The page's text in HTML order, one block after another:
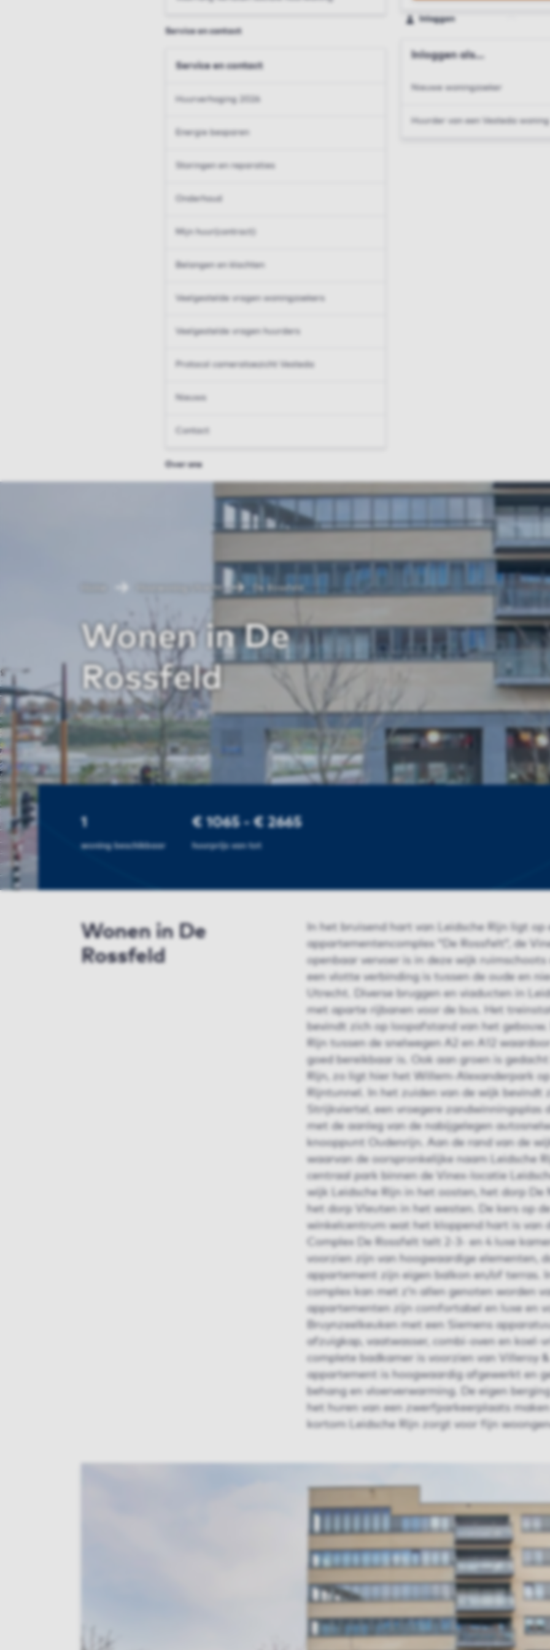
Service en contact
Service en contact
Huurverhoging 2026
Energie besparen
Storingen en reparaties
Onderhoud
Mijn huur(contract)
Belangen en klachten
Veelgestelde vragen woningzoekers
Veelgestelde vragen huurders
Protocol cameratoezicht Vesteda
Nieuws
Contact
Over ons
Inloggen
Inloggen als...
Nieuwe woningzoeker
Huurder van een Vesteda woning
De Rossfeld
Wonen in De
Rossfeld
1
woning beschikbaar
€ 1065 - € 2665
huurprijs van tot
Wonen in De
Rossfeld
In het bruisend hart van Leidsche Rijn ligt
appartementencomplex “De Rossfelt”, de
openbaar vervoer is in deze wijk
een vlotte verbinding is tussen de oude en
Utrecht. Diverse bruggen en viaducten in
met aparte rijbanen voor de bus. Het
bevindt zich op loopafstand van het
Rijn tussen de snelwegen A2 en A12
goed bereikbaar is. Ook aan groen is
Rijn, zo ligt hier het Willem-Alexanderpark
Rijntunnel. In het zuiden van de wijk bevindt
Strijkviertel, een vroegere zandwinningsplas
met de aanleg van de nabijgelegen
knooppunt Oudenrijn. Aan de rand van de
waarvan de oorspronkelijke naam Leidsche
centraal park binnen de Vinex-locatie
wijk Leidsche Rijn in het oosten, het dorp De
het dorp Vleuten in het westen. De kers op
winkelcentrum wat het kloppend hart is van
Complex De Rossfelt telt 2-3- en 4 luxe
voorzien zijn van hoogwaardige elementen,
appartement zijn eigen balkon en/of terras.
complex kan met z’n allen genoten worden
appartementen zijn comfortabel en luxe en
Bruynzeelkeuken met een Siemens
afzuigkap, vaatwasser, combi-oven en koel-
complete badkamer is voorzien van Villeroy
appartement is hoogwaardig afgewerkt en
behang en vloerverwarming. De eigen
het huren van een zwerfparkeerplaats
kortom Leidsche Rijn zorgt voor fijn